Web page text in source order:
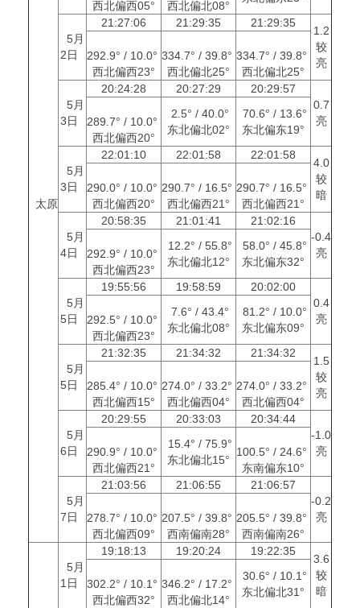
太原
西北偏西05°
西北偏北08°
5月
2日
21:27:06 21:29:35 21:29:35
1.2
较
亮
292.9° / 10.0°
西北偏西23°
334.7° / 39.8°
西北偏北25°
334.7° / 39.8°
西北偏北25°
5月
3日
20:24:28 20:27:29
20:29:57
0.7
亮
289.7° / 10.0°
西北偏西20°
2.5° / 40.0°
东北偏北02°
70.6° / 13.6°
东北偏东19°
5月
3日
22:01:10 22:01:58 22:01:58
4.0
较
暗
290.0° / 10.0°
西北偏西20°
290.7° / 16.5°
西北偏西21°
290.7° / 16.5°
西北偏西21°
5月
4日
20:58:35 21:01:41
21:02:16
-0.4
亮
292.9° / 10.0°
西北偏西23°
12.2° / 55.8°
东北偏北12°
58.0° / 45.8°
东北偏东32°
5月
5日
19:55:56 19:58:59
20:02:00
0.4
亮
292.5° / 10.0°
西北偏西23°
7.6° / 43.4°
东北偏北08°
81.2° / 10.0°
东北偏东09°
5月
5日
21:32:35 21:34:32 21:34:32
1.5
较
亮
285.4° / 10.0°
西北偏西15°
274.0° / 33.2°
西北偏西04°
274.0° / 33.2°
西北偏西04°
5月
6日
20:29:55 20:33:03
20:34:44
-1.0
亮
290.9° / 10.0°
西北偏西21°
15.4° / 75.9°
东北偏北15°
100.5° / 24.6°
东南偏东10°
5月
7日
21:03:56 21:06:55
21:06:57
-0.2
亮
278.7° / 10.0°
西北偏西09°
207.5° / 39.8°
西南偏南28°
205.5° / 39.8°
西南偏南26°
5月
1日
19:18:13 19:20:24 19:22:35
3.6
较
暗
302.2° / 10.1°
西北偏西32°
346.2° / 17.2°
西北偏北14°
30.6° / 10.1°
东北偏北31°